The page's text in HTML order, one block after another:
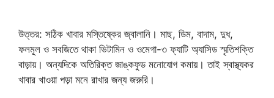
উত্তর: সঠিক খাবার মস্তিষ্কের জ্বালানি। মাছ, ডিম, বাদাম, দুধ,
ফলমূল ও সবজিতে থাকা ভিটামিন ও ওমেগা-৩ ফ্যাটি অ্যাসিড স্মৃতিশক্তি
বাড়ায়। অন্যদিকে অতিরিক্ত জাঙ্কফুড মনোযোগ কমায়। তাই স্বাস্থ্যকর
খাবার খাওয়া পড়া মনে রাখার জন্য জরুরি।